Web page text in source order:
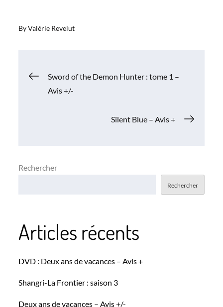
ByValérie Revelut
Navigation
Sword of the Demon Hunter : tome 1 –
Avis +/-
Silent Blue – Avis +
Rechercher
Rechercher
Articles récents
DVD : Deux ans de vacances – Avis +
Shangri-La Frontier : saison 3
Deux ans de vacances – Avis +/-